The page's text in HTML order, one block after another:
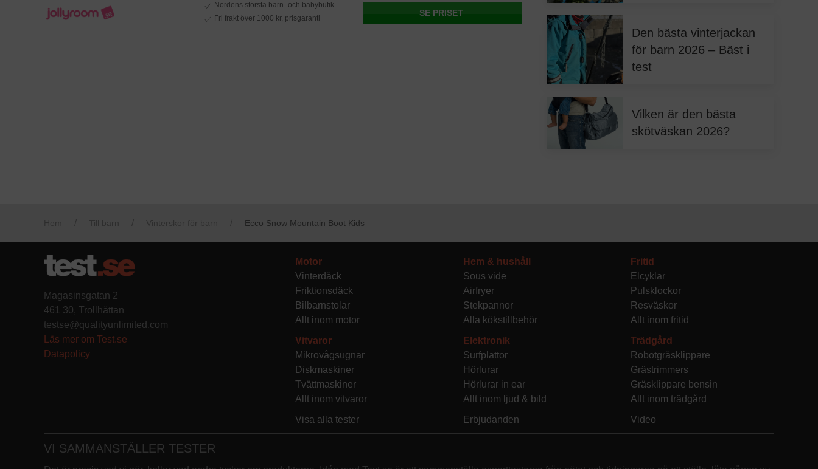
Nordens största barn- och babybutik
Fri frakt över 1000 kr, prisgaranti
SE PRISET
Den bästa vinterjackan
för barn 2026 – Bäst i
test
Vilken är den bästa
skötväskan 2026?
Ecco Snow Mountain Boot Kids
Magasinsgatan 2
461 30, Trollhättan
testse@qualityunlimited.com
Läs mer om Test.se
Datapolicy
Motor
Vinterdäck
Friktionsdäck
Bilbarnstolar
Allt inom motor
Hem & hushåll
Sous vide
Airfryer
Stekpannor
Alla kökstillbehör
Fritid
Elcyklar
Pulsklockor
Resväskor
Allt inom fritid
Vitvaror
Mikrovågsugnar
Diskmaskiner
Tvättmaskiner
Allt inom vitvaror
Elektronik
Surfplattor
Hörlurar
Hörlurar in ear
Allt inom ljud & bild
Trädgård
Robotgräsklippare
Grästrimmers
Gräsklippare bensin
Allt inom trädgård
Visa alla tester
Erbjudanden Video
VI SAMMANSTÄLLER TESTER